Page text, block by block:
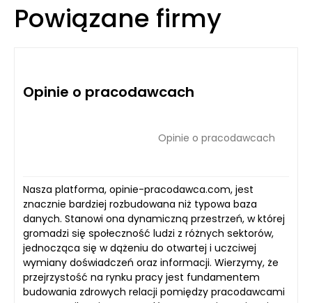
Powiązane firmy
Opinie o pracodawcach
Opinie o pracodawcach
Nasza platforma, opinie-pracodawca.com, jest
znacznie bardziej rozbudowana niż typowa baza
danych. Stanowi ona dynamiczną przestrzeń, w której
gromadzi się społeczność ludzi z różnych sektorów,
jednocząca się w dążeniu do otwartej i uczciwej
wymiany doświadczeń oraz informacji. Wierzymy, że
przejrzystość na rynku pracy jest fundamentem
budowania zdrowych relacji pomiędzy pracodawcami